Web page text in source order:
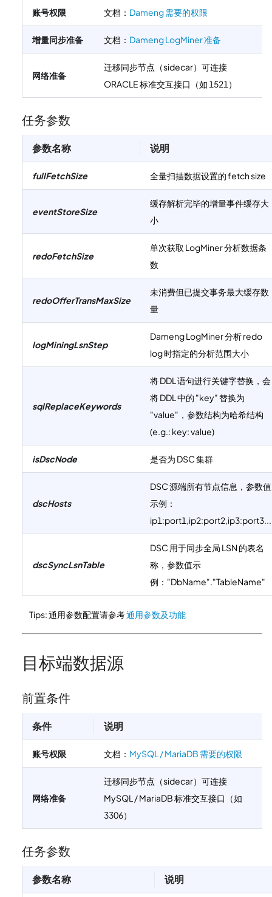
账号权限 文档： Dameng 需要的权限
增量同步准备 文档： Dameng LogMiner 准备
网络准备
迁移同步节点（sidecar）可连接
ORACLE 标准交互接口（如 1521）
任务参数
参数名称 说明
fullFetchSize 全量扫描数据设置的 fetch size
eventStoreSize
缓存解析完毕的增量事件缓存大
小
redoFetchSize
单次获取 LogMiner 分析数据条
数
redoOfferTransMaxSize
未消费但已提交事务最大缓存数
量
logMiningLsnStep
Dameng LogMiner 分析 redo
log 时指定的分析范围大小
sqlReplaceKeywords
将 DDL 语句进行关键字替换，会
将 DDL 中的 "key" 替换为
"value"，参数结构为哈希结构
(e.g.: key: value)
isDscNode 是否为 DSC 集群
dscHosts
DSC 源端所有节点信息，参数值
示例：
ip1:port1,ip2:port2,ip3:port3...
dscSyncLsnTable
DSC 用于同步全局 LSN 的表名
称，参数值示
例："DbName"."TableName"
Tips: 通用参数配置请参考通用参数及功能
目标端数据源
前置条件
条件 说明
账号权限 文档： MySQL / MariaDB 需要的权限
网络准备
迁移同步节点（sidecar）可连接
MySQL / MariaDB 标准交互接口（如
3306）
任务参数
参数名称 说明